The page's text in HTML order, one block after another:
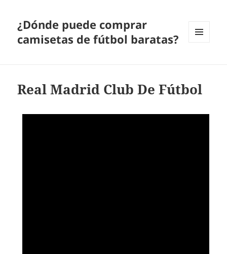
¿Dónde puede comprar
camisetas de fútbol baratas?
Real Madrid Club De Fútbol